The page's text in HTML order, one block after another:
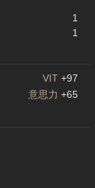
1
1
VIT +97
意思力 +65